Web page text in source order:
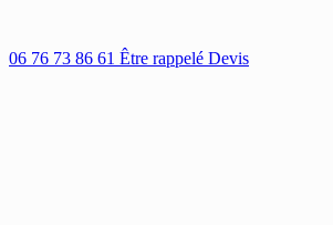
06 76 73 86 61 Être rappelé Devis